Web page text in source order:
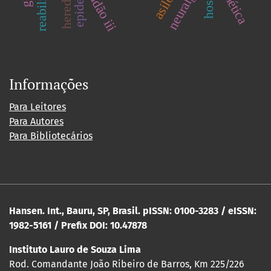
asilo
sudão iii
Informações
Para Leitores
Para Autores
Para Bibliotecários
Hansen. Int., Bauru, SP, Brasil. pISSN: 0100-3283 / eISSN:
1982-5161 / Prefix DOI: 10.47878
Instituto Lauro de Souza Lima
Rod. Comandante João Ribeiro de Barros, Km 225/226